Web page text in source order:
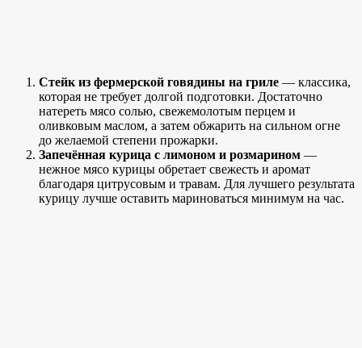
Стейк из фермерской говядины на гриле — классика,
которая не требует долгой подготовки. Достаточно
натереть мясо солью, свежемолотым перцем и
оливковым маслом, а затем обжарить на сильном огне
до желаемой степени прожарки.
Запечённая курица с лимоном и розмарином —
нежное мясо курицы обретает свежесть и аромат
благодаря цитрусовым и травам. Для лучшего результата
курицу лучше оставить мариноваться минимум на час.